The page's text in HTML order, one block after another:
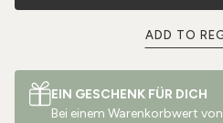
ADD TO
EIN GESCHENK FÜR DICH
Bei einem Warenkorbwert